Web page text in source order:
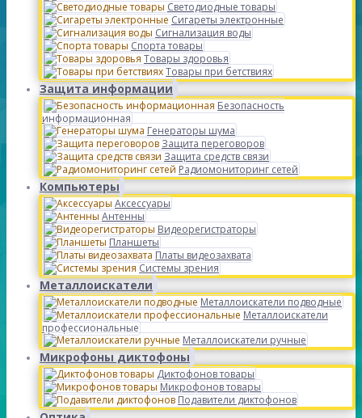
Светодиодные товары
Сигареты электронные
Сигнализация воды
Спорта товары
Товары здоровья
Товары при бетствиях
Защита информации
Безопасность
информационная
Генераторы шума
Защита переговоров
Защита средств связи
Радиомониторинг сетей
Компьютеры
Аксессуары
Антенны
Видеорегистраторы
Планшеты
Платы видеозахвата
Системы зрения
Металлоискатели
Металлоискатели подводные
Металлоискатели
профессиональные
Металлоискатели ручные
Микрофоны диктофоны
Диктофонов товары
Микрофонов товары
Подавители диктофонов